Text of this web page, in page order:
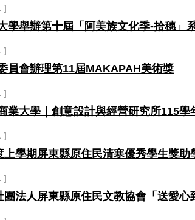
學舉辦第十屆「阿美族文化季-拾穗」
員會辦理第11屆MAKAPAH美術獎
業大學｜創意設計與經營研究所115
上學期屏東縣原住民清寒優秀學生獎助
團法人屏東縣原住民文教協會「送愛心